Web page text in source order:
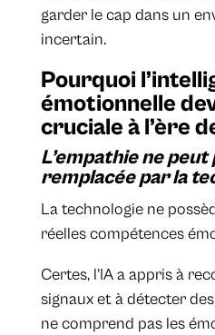
garder le cap dans un
incertain.
Pourquoi
émotionnelle
cruciale à l’ère
L’empathie ne
remplacée par la
La technologie ne
réelles compétences
Certes, l’IA a appris à
signaux et à détecter
ne comprend pas les